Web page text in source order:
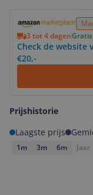
3 tot 4 dagen
Check de website
€20,-
Prijshistorie
Laagste prijs
1m 3m 6m Jaar